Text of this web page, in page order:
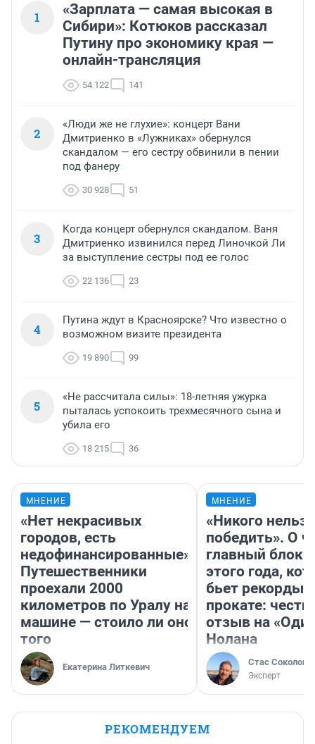
1
«Зарплата — самая высокая в
Сибири»: Котюков рассказал
Путину про экономику края —
онлайн-трансляция
54 122 141
2
«Люди же не глухие»: концерт Вани
Дмитриенко в «Лужниках» обернулся
скандалом — его сестру обвинили в пении
под фанеру
30 928 51
3
Когда концерт обернулся скандалом. Ваня
Дмитриенко извинился перед Линочкой Ли
за выступление сестры под ее голос
22 136 23
4
Путина ждут в Красноярске? Что известно о
возможном визите президента
19 890 99
5
«Не рассчитала силы»: 18-летняя ужурка
пыталась успокоить трехмесячного сына и
убила его
18 215 36
МНЕНИЕ
«Нет некрасивых
городов, есть
недофинансированные».
Путешественники
проехали 2000
километров по Уралу на
машине — стоило ли оно
того
Екатерина Литкевич
МНЕНИЕ
«Никого нельзя
победить». О
главный
этого года,
бьет рекорды в
прокате:
отзыв на
Нолана
Стас Соколов
Эксперт
РЕКОМЕНДУЕМ